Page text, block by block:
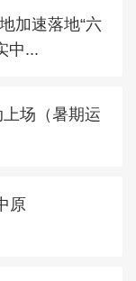
加速落地“六
中...
场（暑期运
原